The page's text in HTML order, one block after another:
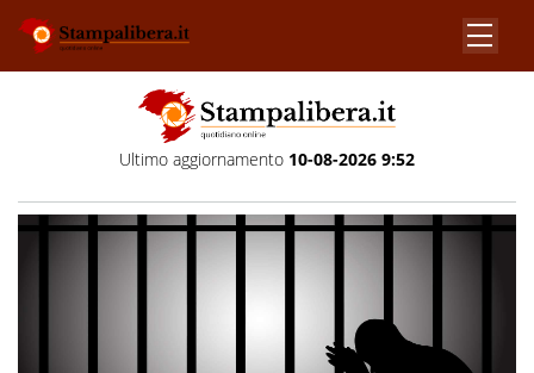
Ultimo aggiornamento 10-08-2026 9:52